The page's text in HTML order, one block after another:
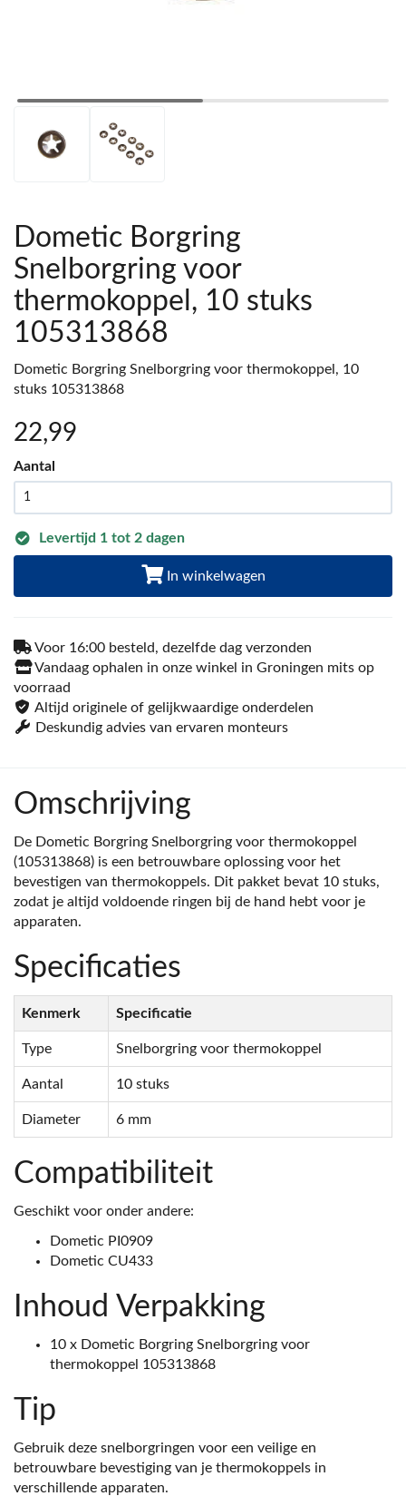
Dometic Borgring
Snelborgring voor
thermokoppel, 10 stuks
105313868
Dometic Borgring Snelborgring voor thermokoppel, 10
stuks 105313868
22,99
Aantal
Levertijd 1 tot 2 dagen
In winkelwagen
Voor 16:00 besteld, dezelfde dag verzonden
Vandaag ophalen in onze winkel in Groningen mits op
voorraad
Altijd originele of gelijkwaardige onderdelen
Deskundig advies van ervaren monteurs
Omschrijving
De Dometic Borgring Snelborgring voor thermokoppel
(105313868) is een betrouwbare oplossing voor het
bevestigen van thermokoppels. Dit pakket bevat 10 stuks,
zodat je altijd voldoende ringen bij de hand hebt voor je
apparaten.
Specificaties
Kenmerk Specificatie
Type Snelborgring voor thermokoppel
Aantal 10 stuks
Diameter 6 mm
Compatibiliteit
Geschikt voor onder andere:
Dometic PI0909
Dometic CU433
Inhoud Verpakking
10 x Dometic Borgring Snelborgring voor
thermokoppel 105313868
Tip
Gebruik deze snelborgringen voor een veilige en
betrouwbare bevestiging van je thermokoppels in
verschillende apparaten.